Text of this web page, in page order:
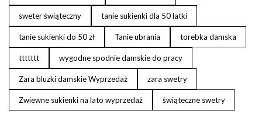
sweter świąteczny tanie sukienki dla 50 latki
tanie sukienki do 50 zł Tanie ubrania torebka damska
ttttttt wygodne spodnie damskie do pracy
Zara bluzki damskie Wyprzedaż zara swetry
Zwiewne sukienki na lato wyprzedaż świąteczne swetry